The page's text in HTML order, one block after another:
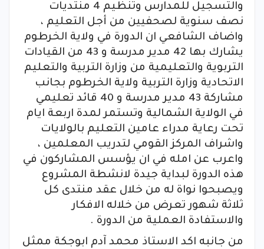
والتسجيل للمدارس وتنظيم 4 منتديات
نصف سنوية لصحفيين من أجل التعليم ،
واضاف الشافعي ان الدورة في ولاية الخرطوم
يشارك بها 42 مدير مدرسة و 43 من القيادات
التربوية والتعليمية من وزارة التربية والتعليم
الاتحادية وزارة التربية ولاية الخرطوم بجانب
مشاركة 43 مدير مدرسة و 40 قائد تعليمي
في الولاية الشمالية وتستمر لمدة اربعة ايام
تحت رعاية مدراء عامين التعليم بالولايات
واشراف المركز القومي لتدريب المعلمين ،
واعرب عن امله في ان يؤسس المشاركون في
هذه الدورة لبداية جيدة لانشطة المشروع
ويصبحوا نواة له من خلال عقد منتدى كل
ثلاثة شهور تعرض من خلاله الافكار
والاستفادة العملية من الدورة .
من جانبه اكد الاستاذ محمد آدم ابوجكة ممثل